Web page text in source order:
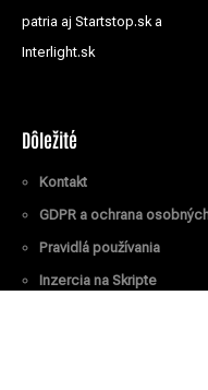
patria aj Startstop.sk a
Interlight.sk
Dôležité
Kontakt
GDPR a ochrana
Pravidlá používania
Inzercia na Skripte